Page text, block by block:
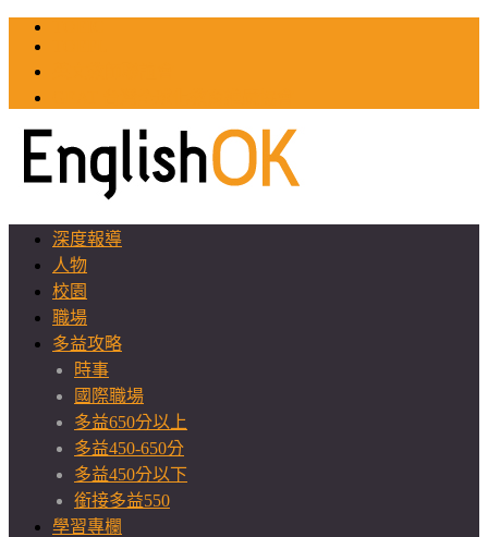
深度報導
人物
校園
職場
多益攻略
時事
國際職場
多益650分以上
多益450-650分
多益450分以下
銜接多益550
學習專欄